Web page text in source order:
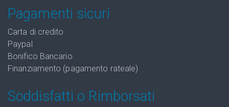
Pagamenti sicuri
Carta di credito
Paypal
Bonifico Bancario
Finanziamento (pagamento rateale)
Soddisfatti o Rimborsati